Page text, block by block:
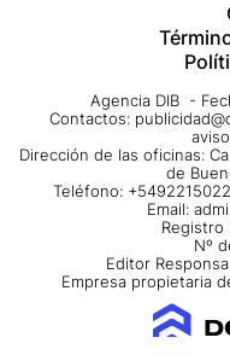
Agencia DIB -
Contactos:
Dirección de las oficinas:
de
Teléfono:
Email:
Registro
Nº
Editor
Empresa propietaria